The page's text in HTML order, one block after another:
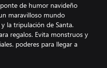
ponte de humor navideño
maravilloso mundo
la tripulación de Santa.
regalos. Evita monstruos y
poderes para llegar a